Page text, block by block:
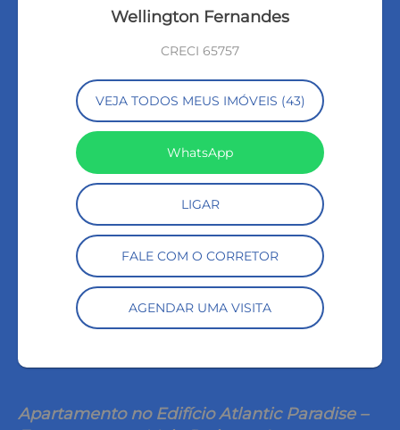
Wellington Fernandes
CRECI 65757
VEJA TODOS MEUS IMÓVEIS (43)
WhatsApp
LIGAR
FALE COM O CORRETOR
AGENDAR UMA VISITA
Apartamento no Edifício Atlantic Paradise –